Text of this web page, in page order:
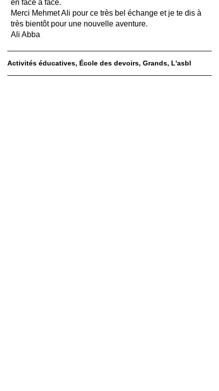
en face à face.
Merci Mehmet Ali pour ce très bel échange et je te dis à
très bientôt pour une nouvelle aventure.
Ali Abba
Activités éducatives École des devoirs Grands L'asbl